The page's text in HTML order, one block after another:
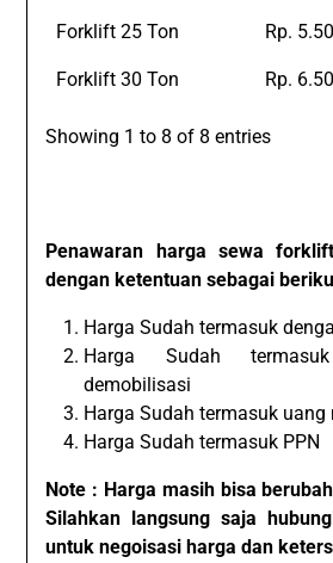
Forklift 25 Ton Rp.
Forklift 30 Ton Rp.
Showing 1 to 8 of 8 entries
Penawaran harga sewa
dengan ketentuan sebagai
Harga Sudah termasuk
Harga Sudah
demobilisasi
Harga Sudah termasuk
Harga Sudah termasuk PPN
Note : Harga masih bisa
Silahkan langsung saja
untuk negoisasi harga dan